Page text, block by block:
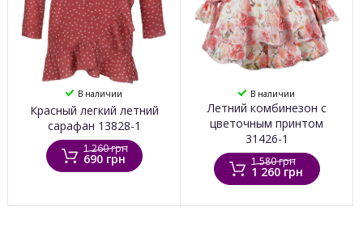
В наличии
Красный легкий летний
сарафан 13828-1
1 260 грн
690 грн
В наличии
Летний комбинезон с
цветочным принтом
31426-1
1 580 грн
1 260 грн